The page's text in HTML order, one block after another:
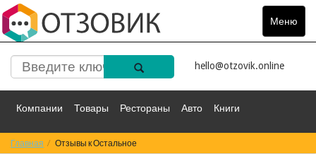
Меню
Toggle
hello@otzovik.online
Компании Товары Рестораны Авто Книги
Спорт Фильмы Деньги
Главная Отзывы к Остальное